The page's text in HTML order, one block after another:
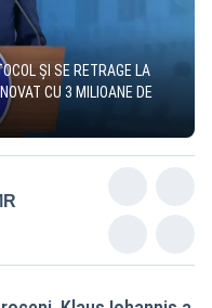
ȘI SE RETRAGE LA
CU 3 MILIOANE DE